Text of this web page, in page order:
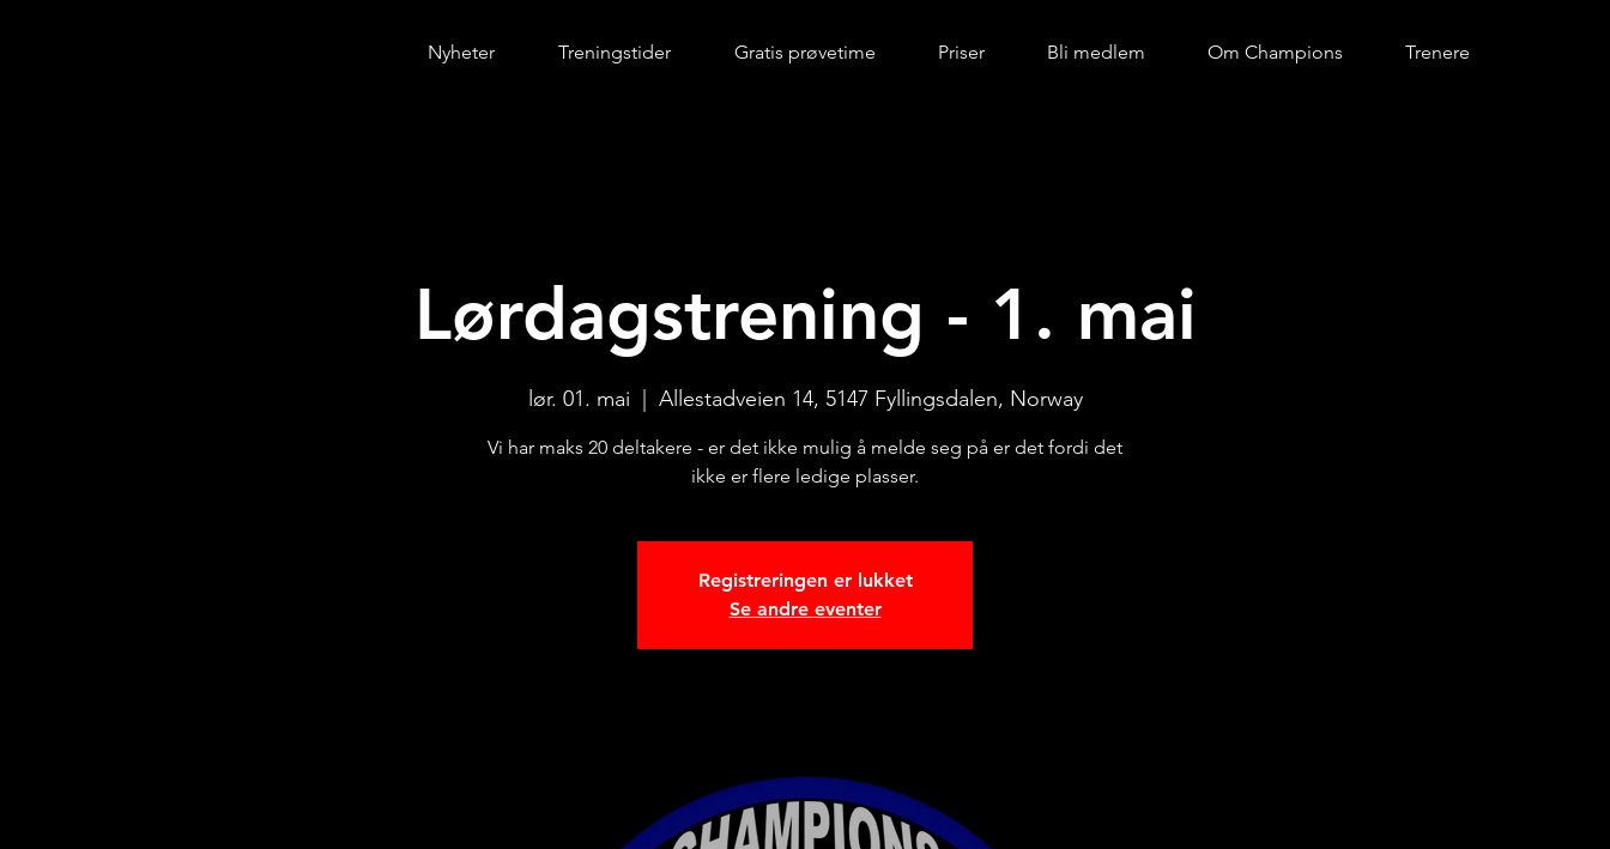
Lørdagstrening - 1. mai
lør. 01. mai Allestadveien 14, 5147 Fyllingsdalen, Norway
Vi har maks 20 deltakere - er det ikke mulig å melde seg på er det fordi det
ikke er flere ledige plasser.
Registreringen er lukket
Se andre eventer
Nyheter Treningstider Gratis prøvetime Priser Bli medlem Om Champions Trenere